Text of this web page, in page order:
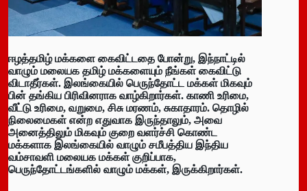
ஈழத்தமிழ் மக்களை கைவிட்டதை போன்று, இந்நாட்டில்
வாழும் மலையக தமிழ் மக்களையும் நீங்கள் கைவிட்டு
விடாதீர்கள். இலங்கையில் பெருந்தோட்ட மக்கள் மிகவும்
பின் தங்கிய பிரிவினராக வாழ்கிறார்கள். காணி உரிமை,
வீட்டு உரிமை, வறுமை, சிசு மரணம், சுகாதாரம். தொழில்
நிலைமைகள் என்ற எதுவாக இருந்தாலும், அவை
அனைத்திலும் மிகவும் குறை வளர்ச்சி கொண்ட
மக்களாக இலங்கையில் வாழும் சமீபத்திய இந்திய
வம்சாவளி மலையக மக்கள் குறிப்பாக,
பெருந்தோட்டங்களில் வாழும் மக்கள், இருக்கிறார்கள்.